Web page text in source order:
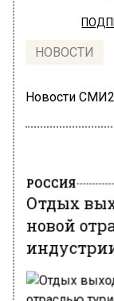
НОВОСТИ
Новости СМИ2
РОССИЯ
Отдых
новой